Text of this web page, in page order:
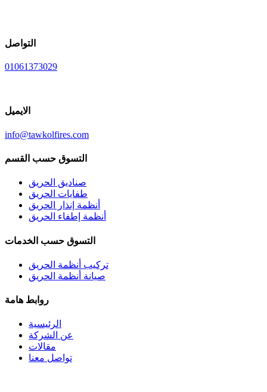
التواصل
01061373029
الايميل
info@tawkolfires.com
التسوق حسب القسم
صناديق الحريق
طفايات الحريق
أنظمة إنذار الحريق
أنظمة إطفاء الحريق
التسوق حسب الخدمات
تركيب أنظمة الحريق
صيانة أنظمة الحريق
روابط هامة
الرئيسية
عن الشركة
مقالات
تواصل معنا